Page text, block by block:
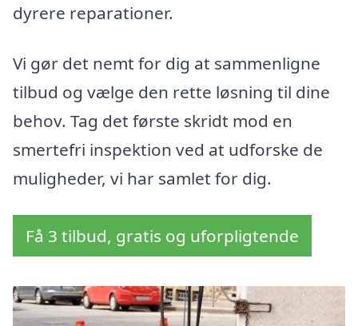
dyrere reparationer.
Vi gør det nemt for dig at sammenligne
tilbud og vælge den rette løsning til dine
behov. Tag det første skridt mod en
smertefri inspektion ved at udforske de
muligheder, vi har samlet for dig.
Få 3 tilbud, gratis og uforpligtende